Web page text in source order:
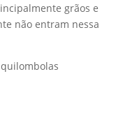
grãos e
não entram nessa